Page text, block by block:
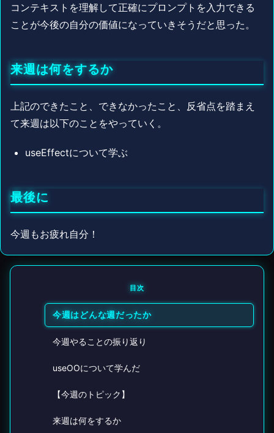
コンテキストを理解して正確にプロンプトを入力できる
ことが今後の自分の価値になっていきそうだと思った。
来週は何をするか
上記のできたこと、できなかったこと、反省点を踏まえ
て来週は以下のことをやっていく。
useEffectについて学ぶ
最後に
今週もお疲れ自分！
目次
今週はどんな週だったか
今週やることの振り返り
useOOについて学んだ
【今週のトピック】
来週は何をするか